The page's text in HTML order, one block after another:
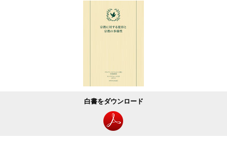
白書をダウンロード